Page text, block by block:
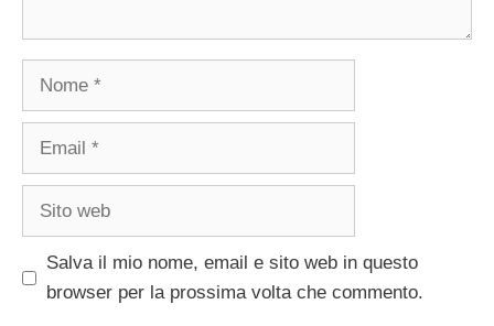
Nome
Email
Sito
Salva il mio nome, email e sito web in questo
browser per la prossima volta che commento.